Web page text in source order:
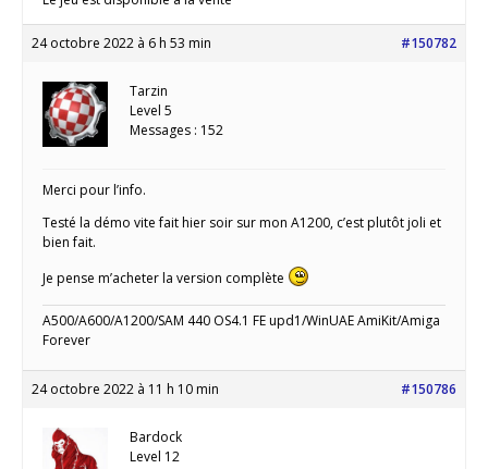
24 octobre 2022 à 6 h 53 min #150782
Tarzin
Level 5
Messages : 152
Merci pour l’info.
Testé la démo vite fait hier soir sur mon A1200, c’est plutôt joli et
bien fait.
Je pense m’acheter la version complète
A500/A600/A1200/SAM 440 OS4.1 FE upd1/WinUAE AmiKit/Amiga
Forever
24 octobre 2022 à 11 h 10 min #150786
Bardock
Level 12